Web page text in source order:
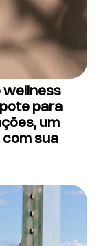
wellness
para
um
com sua